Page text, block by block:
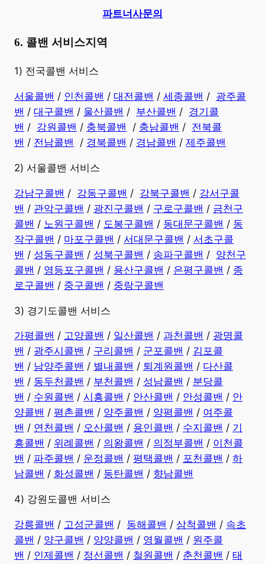
파트너사문의
6. 콜밴 서비스지역
​1) 전국콜밴 서비스
서울콜밴 / 인천콜밴 / 대전콜밴 / 세종콜밴 / 광주콜
밴 / 대구콜밴 / 울산콜밴 / 부산콜밴 / 경기콜
밴 / 강원콜밴 / 충북콜밴 / 충남콜밴 / 전북콜
밴 / 전남콜밴 / 경북콜밴 / 경남콜밴 ​ / 제주콜밴
2) 서울콜밴 서비스
강남구콜밴 / 강동구콜밴 / 강북구콜밴 / 강서구콜
밴 / 관악구콜밴 / 광진구콜밴 / 구로구콜밴 / 금천구
콜밴 / 노원구콜밴 / 도봉구콜밴 / 동대문구콜밴 / 동
작구콜밴 / 마포구콜밴 / 서대문구콜밴 / 서초구콜
밴 / 성동구콜밴 / 성북구콜밴 / 송파구콜밴 / 양천구
콜밴 / 영등포구콜밴 / 용산구콜밴 / 은평구콜밴 / 종
로구콜밴 / 중구콜밴 / 중랑구콜밴
3) 경기도콜밴 서비스
가평콜밴 / 고양콜밴 / 일산콜밴 / 과천콜밴 / 광명콜
밴 / 광주시콜밴 / 구리콜밴 / 군포콜밴 / 김포콜
밴 / 남양주콜밴 / 별내콜밴 / 퇴계원콜밴 / 다산콜
밴 / 동두천콜밴 / 부천콜밴 / 성남콜밴 / 분당콜
밴 / 수원콜밴 / 시흥콜밴 / 안산콜밴 / 안성콜밴 / 안
양콜밴 / 평촌콜밴 / 양주콜밴 / 양평콜밴 / 여주콜
밴 / 연천콜밴 / 오산콜밴 / 용인콜밴 / 수지콜밴 / 기
흥콜밴 / 위례콜밴 / 의왕콜밴 / 의정부콜밴 / 이천콜
밴 / 파주콜밴 / 운정콜밴 / 평택콜밴 / 포천콜밴 / 하
남콜밴 / 화성콜밴 / 동탄콜밴 / 향남콜밴
4) 강원도콜밴 서비스
강릉콜밴 / 고성군콜밴 / 동해콜밴 / 삼척콜밴 / 속초
콜밴 / 양구콜밴 / 양양콜밴 / 영월콜밴 / 원주콜
밴 / 인제콜밴 / 정선콜밴 / 철원콜밴 / 춘천콜밴 / 태